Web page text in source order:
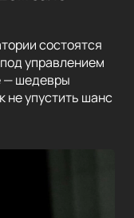
состоятся
управлением
— шедевры
не упустить шанс